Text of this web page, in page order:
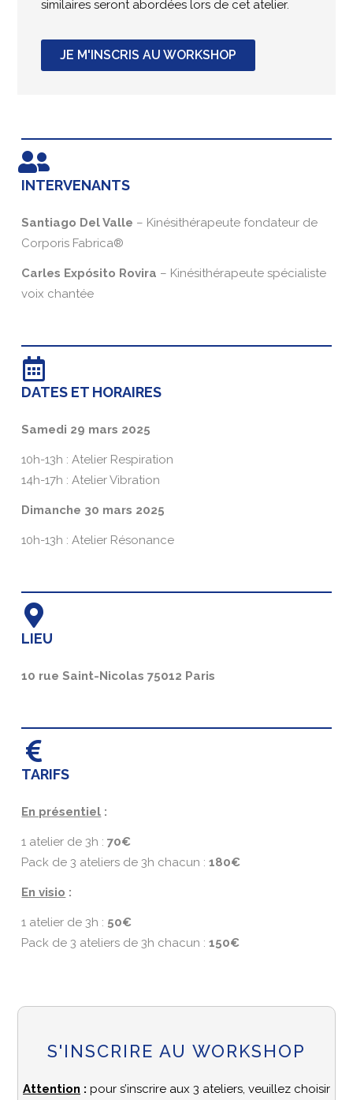
similaires seront abordées lors de cet atelier.
JE M'INSCRIS AU WORKSHOP
INTERVENANTS
Santiago Del Valle – Kinésithérapeute fondateur de
Corporis Fabrica®
Carles Expósito Rovira – Kinésithérapeute spécialiste
voix chantée
DATES ET HORAIRES
Samedi 29 mars 2025
10h-13h : Atelier Respiration
14h-17h : Atelier Vibration
Dimanche 30 mars 2025
10h-13h : Atelier Résonance
LIEU
10 rue Saint-Nicolas 75012 Paris
TARIFS
En présentiel :
1 atelier de 3h :70€
Pack de 3 ateliers de 3h chacun :180€
En visio :
1 atelier de 3h : 50€
Pack de 3 ateliers de 3h chacun :150€
S'INSCRIRE AU WORKSHOP
Attention : pour s’inscrire aux 3 ateliers, veuillez choisir